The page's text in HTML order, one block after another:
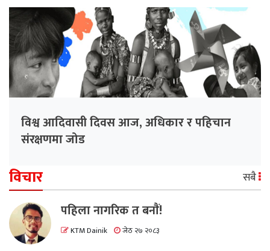
विश्व आदिवासी दिवस आज, अधिकार र पहिचान
संरक्षणमा जोड
विचार सबै
पहिला नागरिक त बनाैं!
KTM Dainik जेठ २७ २०८३